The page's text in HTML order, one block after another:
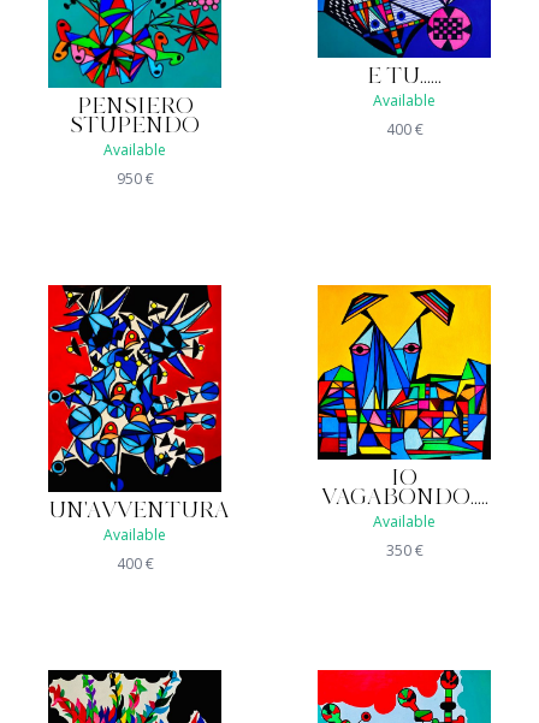
PENSIERO
STUPENDO
Available
950€
E TU......
Available
400€
UN'AVVENTURA
Available
400€
IO
VAGABONDO.....
Available
350€